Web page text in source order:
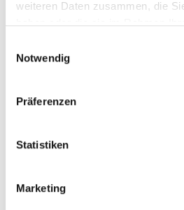
weiteren Daten zusammen, die
haben oder die sie im Rahmen
Notwendig
Präferenzen
Statistiken
Marketing
Hersteller
TMC Turbolader Manufaktur Coesfeld
Telefon: